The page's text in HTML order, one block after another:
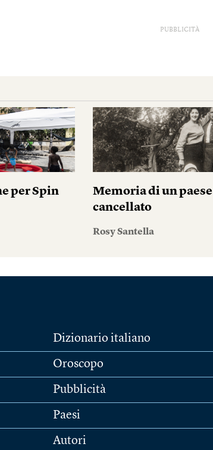
PUBBLICITÀ
per Spin
Memoria di un paese
cancellato
Rosy Santella
Dizionario italiano
Oroscopo
Pubblicità
Paesi
Autori